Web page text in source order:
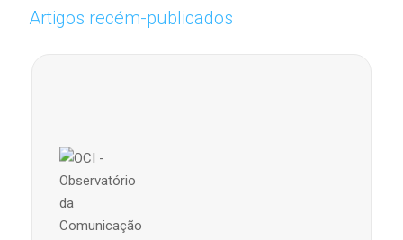
Artigos recém-publicados